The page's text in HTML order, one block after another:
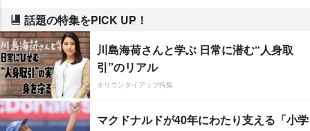
話題の特集をPICK UP！
川島海荷さんと学ぶ 日常に潜む“人身取
引”のリアル
オリコンタイアップ特集
マクドナルドが40年にわたり支える「小学